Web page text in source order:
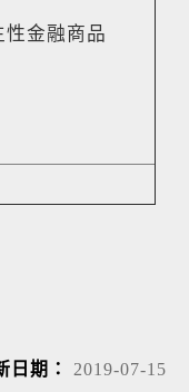
金融商品
日期： 2019-07-15